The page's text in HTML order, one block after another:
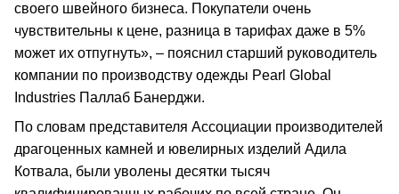
своего швейного бизнеса. Покупатели очень
чувствительны к цене, разница в тарифах даже в 5%
может их отпугнуть», – пояснил старший руководитель
компании по производству одежды Pearl Global
Industries Паллаб Банерджи.
По словам представителя Ассоциации производителей
драгоценных камней и ювелирных изделий Адила
Котвала, были уволены десятки тысяч